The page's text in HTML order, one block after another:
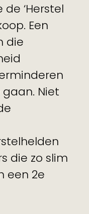
‘Herstel
Een
die
Niet
die zo slim
een 2e